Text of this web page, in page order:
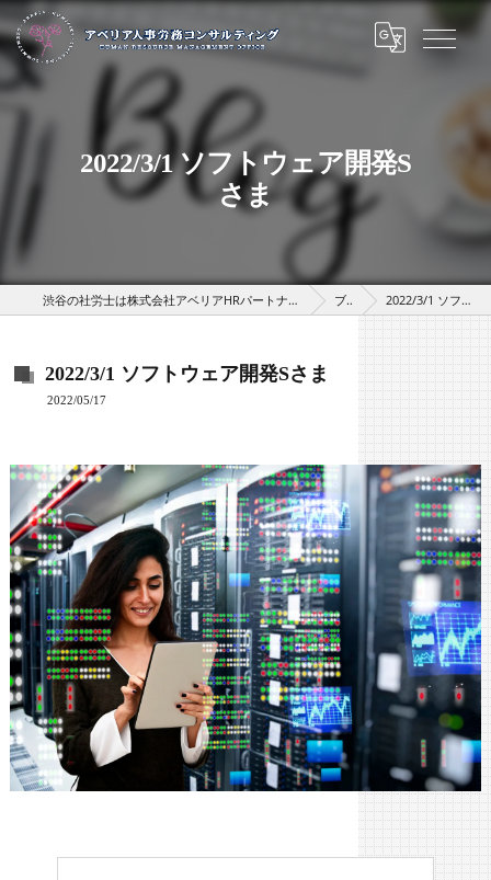
2022/3/1 ソフトウェア開発S
さま
渋谷の社労士は株式会社アベリアHRパートナーズ（アベリア人事労務コンサルティング） ブログ 2022/3/1 ソフトウェア開発Sさま
2022/3/1 ソフトウェア開発Sさま
2022/05/17